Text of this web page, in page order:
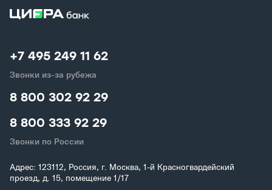
+7 495 249 11 62
Звонки из-за рубежа
8 800 302 92 29
8 800 333 92 29
Звонки по России
Адрес: 123112, Россия, г. Москва, 1-й Красногвардейский
проезд, д. 15, помещение 1/17